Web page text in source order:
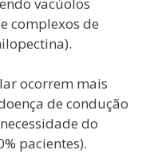
complexos de
ocorrem mais
de condução
do
pacientes).